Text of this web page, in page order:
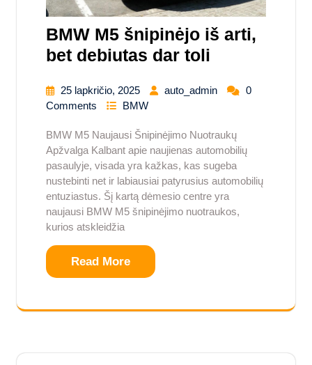
BMW M5 šnipinėjo iš arti,
bet debiutas dar toli
25 lapkričio, 2025 auto_admin
0
Comments
BMW
BMW M5 Naujausi Šnipinėjimo Nuotraukų
Apžvalga Kalbant apie naujienas automobilių
pasaulyje, visada yra kažkas, kas sugeba
nustebinti net ir labiausiai patyrusius automobilių
entuziastus. Šį kartą dėmesio centre yra
naujausi BMW M5 šnipinėjimo nuotraukos,
kurios atskleidžia
Read More